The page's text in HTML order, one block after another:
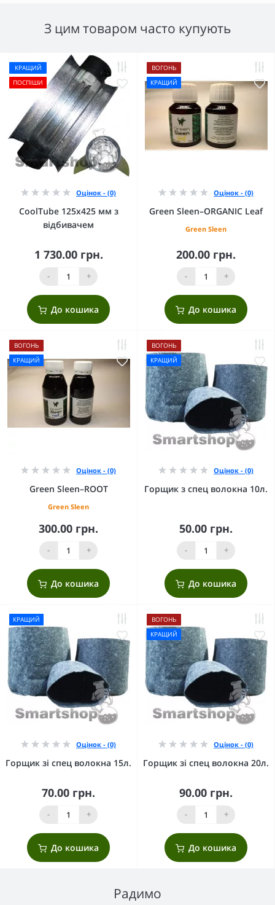
З цим товаром часто купують
КРАЩИЙ
ПОСПІШИ
Оцінок - (0)
CoolTube 125х425 мм з
відбивачем
1 730.00 грн.
- +
До кошика
ВОГОНЬ
КРАЩИЙ
Оцінок - (0)
Green Sleen–ORGANIC Leaf
Green Sleen
200.00 грн.
- +
До кошика
ВОГОНЬ
КРАЩИЙ
Оцінок - (0)
Green Sleen–ROOT
Green Sleen
300.00 грн.
- +
До кошика
ВОГОНЬ
КРАЩИЙ
Оцінок - (0)
Горщик з спец волокна 10л.
50.00 грн.
- +
До кошика
КРАЩИЙ
Оцінок - (0)
Горщик зі спец волокна 15л.
70.00 грн.
- +
До кошика
ВОГОНЬ
КРАЩИЙ
Оцінок - (0)
Горщик зі спец волокна 20л.
90.00 грн.
- +
До кошика
Радимо